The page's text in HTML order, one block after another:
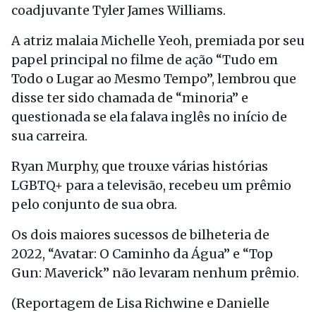
coadjuvante Tyler James Williams.
A atriz malaia Michelle Yeoh, premiada por seu
papel principal no filme de ação “Tudo em
Todo o Lugar ao Mesmo Tempo”, lembrou que
disse ter sido chamada de “minoria” e
questionada se ela falava inglês no início de
sua carreira.
Ryan Murphy, que trouxe várias histórias
LGBTQ+ para a televisão, recebeu um prêmio
pelo conjunto de sua obra.
Os dois maiores sucessos de bilheteria de
2022, “Avatar: O Caminho da Água” e “Top
Gun: Maverick” não levaram nenhum prêmio.
(Reportagem de Lisa Richwine e Danielle